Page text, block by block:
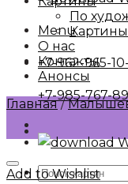
Menu
+7-962-965-
+7-985-767-
Искать:
По
О нас
Контакты
Анонсы
Главная /
Add to Wishlist